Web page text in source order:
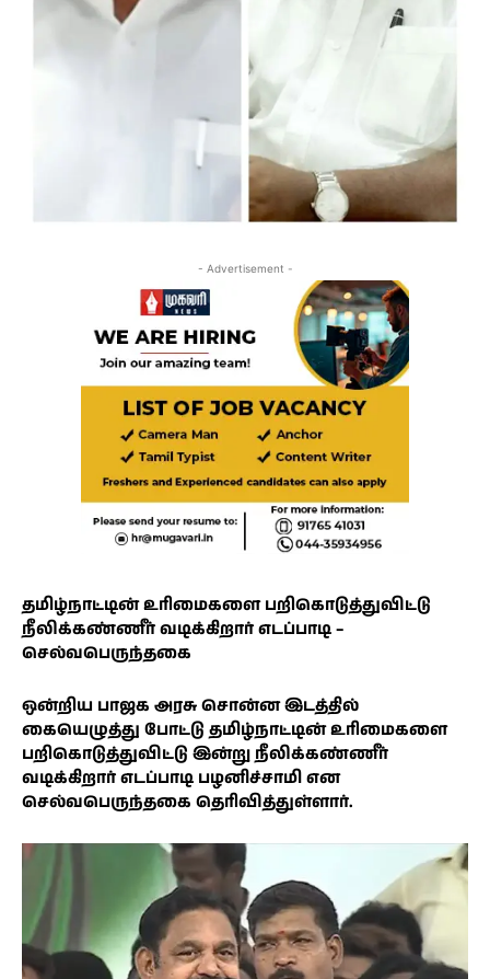
- Advertisement -
தமிழ்நாட்டின் உரிமைகளை பறிகொடுத்துவிட்டு
நீலிக்கண்ணீர் வடிக்கிறார் எடப்பாடி –
செல்வபெருந்தகை
ஒன்றிய பாஜக அரசு சொன்ன இடத்தில்
கையெழுத்து போட்டு தமிழ்நாட்டின் உரிமைகளை
பறிகொடுத்துவிட்டு இன்று நீலிக்கண்ணீர்
வடிக்கிறார் எடப்பாடி பழனிச்சாமி என
செல்வபெருந்தகை தெரிவித்துள்ளார்.